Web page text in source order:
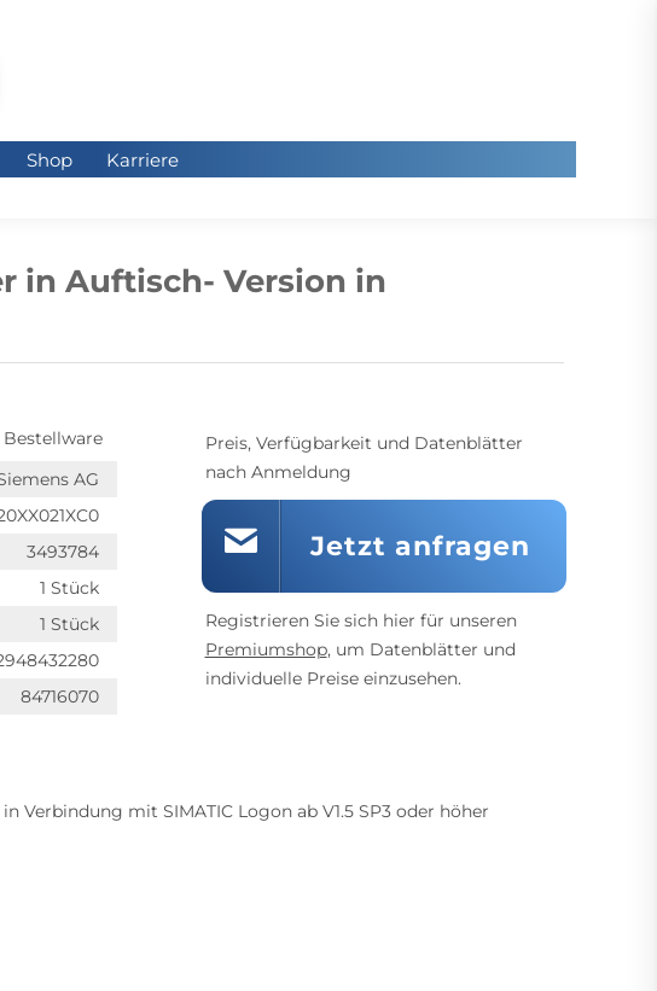
Shop Karriere
in Auftisch- Version in
Bestellware
AG
3493784
1 Stück
1 Stück
84716070
Preis, Verfügbarkeit und Datenblätter
nach Anmeldung
Jetzt anfragen
Registrieren Sie sich hier für unseren
Premiumshop, um Datenblätter und
individuelle Preise einzusehen.
Verbindung mit SIMATIC Logon ab V1.5 SP3 oder höher